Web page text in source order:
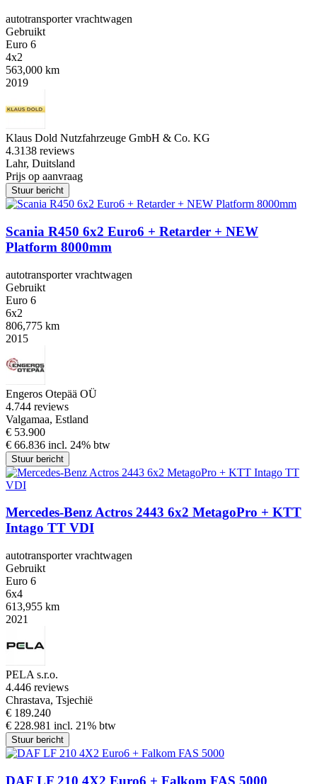
autotransporter vrachtwagen
Gebruikt
Euro 6
4x2
563,000 km
2019
Klaus Dold Nutzfahrzeuge GmbH & Co. KG
4.3138 reviews
Lahr, Duitsland
Prijs op aanvraag
Stuur bericht
Scania R450 6x2 Euro6 + Retarder + NEW
Platform 8000mm
autotransporter vrachtwagen
Gebruikt
Euro 6
6x2
806,775 km
2015
Engeros Otepää OÜ
4.744 reviews
Valgamaa, Estland
€ 53.900
€ 66.836 incl. 24% btw
Stuur bericht
Mercedes-Benz Actros 2443 6x2 MetagoPro + KTT
Intago TT VDI
autotransporter vrachtwagen
Gebruikt
Euro 6
6x4
613,955 km
2021
PELA s.r.o.
4.446 reviews
Chrastava, Tsjechië
€ 189.240
€ 228.981 incl. 21% btw
Stuur bericht
DAF LF 210 4X2 Euro6 + Falkom FAS 5000